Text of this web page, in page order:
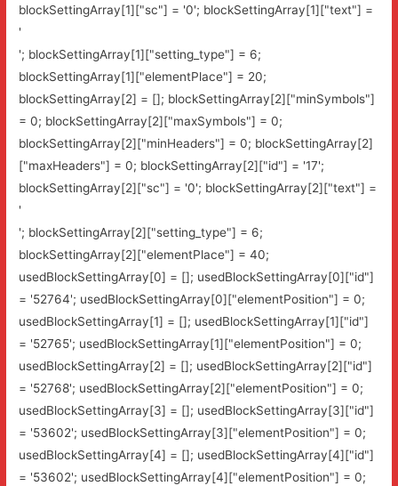
blockSettingArray[1]["sc"] = '0'; blockSettingArray[1]["text"] =
'
'; blockSettingArray[1]["setting_type"] = 6;
blockSettingArray[1]["elementPlace"] = 20;
blockSettingArray[2] = []; blockSettingArray[2]["minSymbols"]
= 0; blockSettingArray[2]["maxSymbols"] = 0;
blockSettingArray[2]["minHeaders"] = 0; blockSettingArray[2]
["maxHeaders"] = 0; blockSettingArray[2]["id"] = '17';
blockSettingArray[2]["sc"] = '0'; blockSettingArray[2]["text"] =
'
'; blockSettingArray[2]["setting_type"] = 6;
blockSettingArray[2]["elementPlace"] = 40;
usedBlockSettingArray[0] = []; usedBlockSettingArray[0]["id"]
= '52764'; usedBlockSettingArray[0]["elementPosition"] = 0;
usedBlockSettingArray[1] = []; usedBlockSettingArray[1]["id"]
= '52765'; usedBlockSettingArray[1]["elementPosition"] = 0;
usedBlockSettingArray[2] = []; usedBlockSettingArray[2]["id"]
= '52768'; usedBlockSettingArray[2]["elementPosition"] = 0;
usedBlockSettingArray[3] = []; usedBlockSettingArray[3]["id"]
= '53602'; usedBlockSettingArray[3]["elementPosition"] = 0;
usedBlockSettingArray[4] = []; usedBlockSettingArray[4]["id"]
= '53602'; usedBlockSettingArray[4]["elementPosition"] = 0;